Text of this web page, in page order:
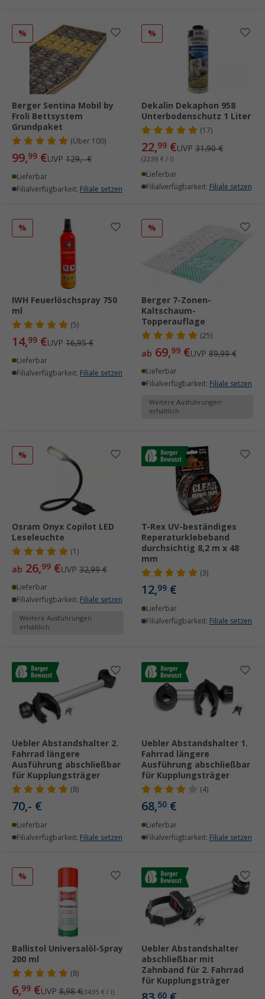
%
Berger Sentina Mobil by
Froli Bettsystem
Grundpaket
(Über100)
99,99 €UVP 129,- €
Lieferbar
Filialverfügbarkeit: Filiale setzen
%
Dekalin Dekaphon 958
Unterbodenschutz 1 Liter
(17)
22,99 €UVP 31,90 €
(22,99 € / l)
Lieferbar
Filialverfügbarkeit: Filiale setzen
%
IWH Feuerlöschspray 750
ml
(5)
14,99 €UVP 16,95 €
Lieferbar
Filialverfügbarkeit: Filiale setzen
%
Berger 7-Zonen-
Kaltschaum-
Topperauflage
(25)
ab 69,99 €UVP 89,99 €
Lieferbar
Filialverfügbarkeit: Filiale setzen
Weitere Ausführungen
erhältlich
%
Osram Onyx Copilot LED
Leseleuchte
(1)
ab 26,99 €UVP 32,99 €
Lieferbar
Filialverfügbarkeit: Filiale setzen
Weitere Ausführungen
erhältlich
T-Rex UV-beständiges
Reperaturklebeband
durchsichtig 8,2 m x 48
mm
(3)
12,99 €
Lieferbar
Filialverfügbarkeit: Filiale setzen
Uebler Abstandshalter 2.
Fahrrad längere
Ausführung abschließbar
für Kupplungsträger
(8)
70,- €
Lieferbar
Filialverfügbarkeit: Filiale setzen
Uebler Abstandshalter 1.
Fahrrad längere
Ausführung abschließbar
für Kupplungsträger
(4)
68,50 €
Lieferbar
Filialverfügbarkeit: Filiale setzen
%
Ballistol Universalöl-Spray
200 ml
(8)
6,99 €UVP 8,98 €(34,95 € / l)
Uebler Abstandshalter
abschließbar mit
Zahnband für 2. Fahrrad
für Kupplungsträger
60